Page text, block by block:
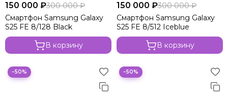
150 000 ₽300 000 ₽
Смартфон Samsung Galaxy
S25 FE 8/128 Black
В корзину
150 000 ₽300 000 ₽
Смартфон Samsung Galaxy
S25 FE 8/512 Iceblue
В корзину
−50% −50%